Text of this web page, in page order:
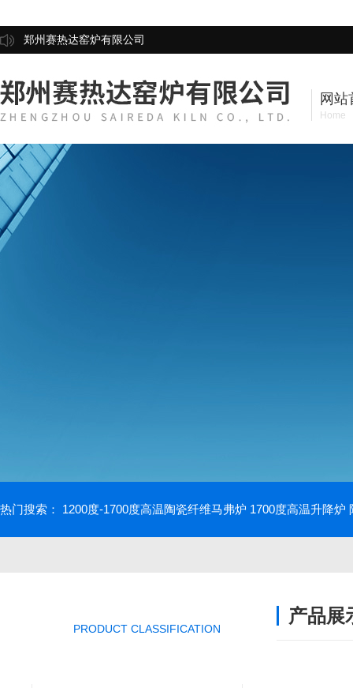
郑州赛热达窑炉有限公司
网站
Home
热门搜索： 1200度-1700度高温陶瓷纤维马弗炉 1700度高温升降炉
PRODUCT CLASSIFICATION
产品展